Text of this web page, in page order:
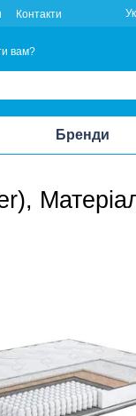
Контакти
вам?
Бренди